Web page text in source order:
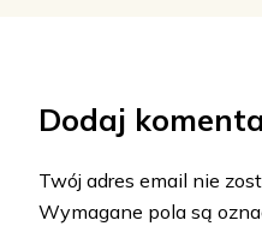
Dodaj
Twój adres email nie
Wymagane pola są